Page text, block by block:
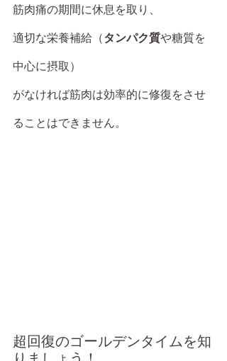
筋肉痛の期間に休息を取り、
適切な栄養補給（タンパク質や糖質を
中心に摂取）
がなければ筋肉は効率的に修復をさせ
ることはできません。
超回復のゴールデンタイムを知
りましょう！